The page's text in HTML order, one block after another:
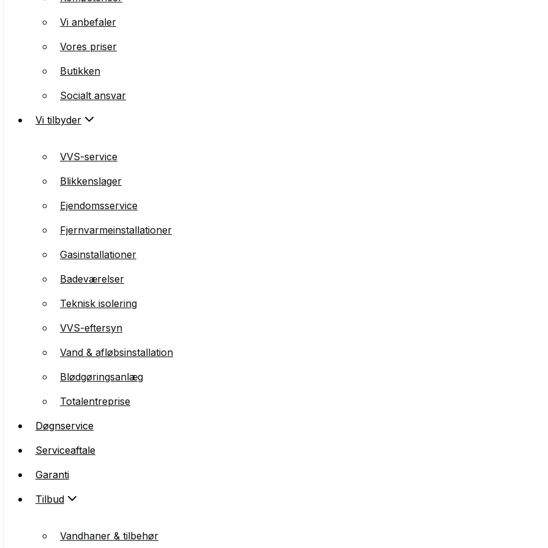
Vores priser
Butikken
Socialt ansvar
Vi tilbyder
Blikkenslager
Ejendomsservice
Fjernvarmeinstallationer
Gasinstallationer
Badeværelser
Teknisk isolering
VVS-eftersyn
Vand & afløbsinstallation
Blødgøringsanlæg
Totalentreprise
Døgnservice
Serviceaftale
Garanti
Tilbud
Quooker
Vi anbefaler
Vores priser
Butikken
Socialt ansvar
Vi tilbyder
VVS-service
Blikkenslager
Ejendomsservice
Fjernvarmeinstallationer
Gasinstallationer
Badeværelser
Teknisk isolering
VVS-eftersyn
Vand & afløbsinstallation
Blødgøringsanlæg
Totalentreprise
Døgnservice
Serviceaftale
Garanti
Tilbud
Vandhaner & tilbehør